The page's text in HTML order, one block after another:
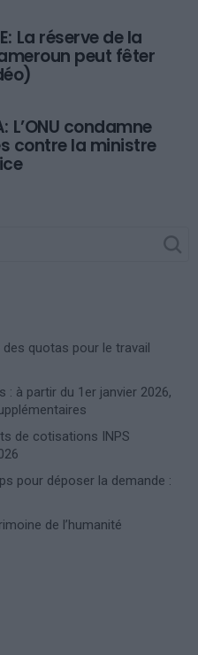
La réserve de la
peut fêter
L’ONU condamne
contre la ministre
quotas pour le travail
: à partir du 1er janvier 2026,
de cotisations INPS
pour déposer la demande :
de l’humanité